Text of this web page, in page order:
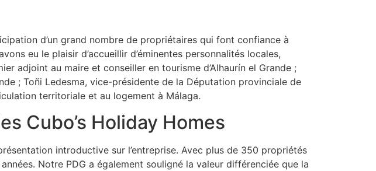
d’un grand nombre de propriétaires qui font confiance à
eu le plaisir d’accueillir d’éminentes personnalités locales,
adjoint au maire et conseiller en tourisme d’Alhaurín el Grande ;
; Toñi Ledesma, vice-présidente de la Députation provinciale de
territoriale et au logement à Málaga.
Cubo’s Holiday Homes
introductive sur l’entreprise. Avec plus de 350 propriétés
Notre PDG a également souligné la valeur différenciée que la